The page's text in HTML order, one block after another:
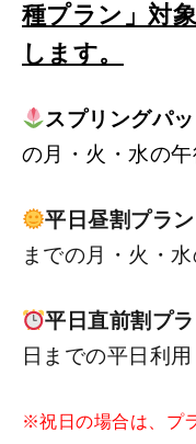
種プラン」対
します。
スプリングパ
の月・火・水の
平日昼割プラン
までの月・火・
平日直前割プ
日までの平日利用
※祝日の場合は、プ